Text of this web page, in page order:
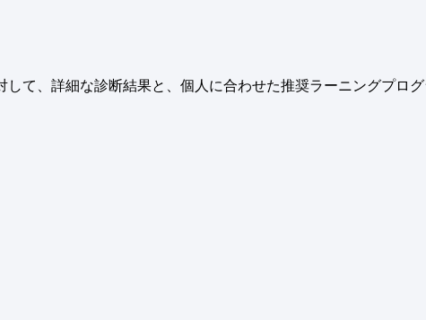
て、詳細な診断結果と、個人に合わせた推奨ラーニングプロ